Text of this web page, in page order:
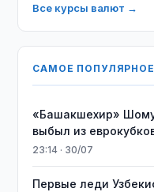
Все курсы валют →
САМОЕ ПОПУЛЯРНОЕ
«Башакшехир»
выбыл из
23:14 · 30/07
Первые леди